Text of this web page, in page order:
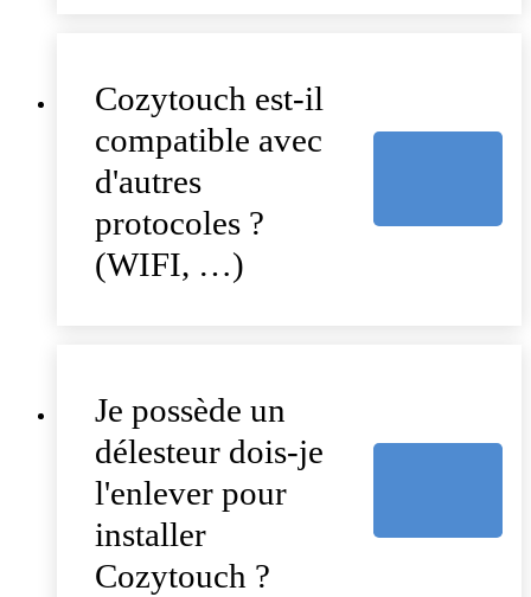
Cozytouch est-il
compatible avec
d'autres
protocoles ?
(WIFI, …)
Je possède un
délesteur dois-je
l'enlever pour
installer
Cozytouch ?